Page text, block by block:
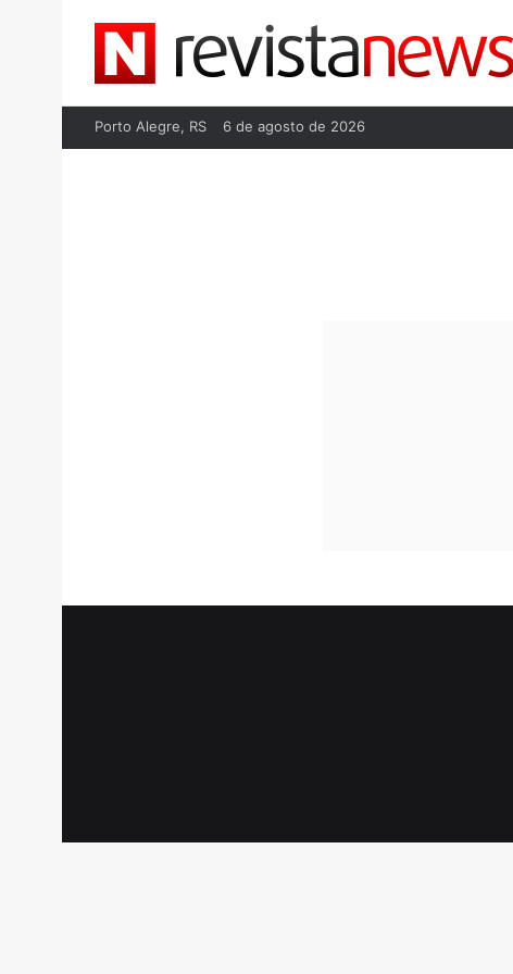
Porto Alegre, RS 6 de agosto de 2026